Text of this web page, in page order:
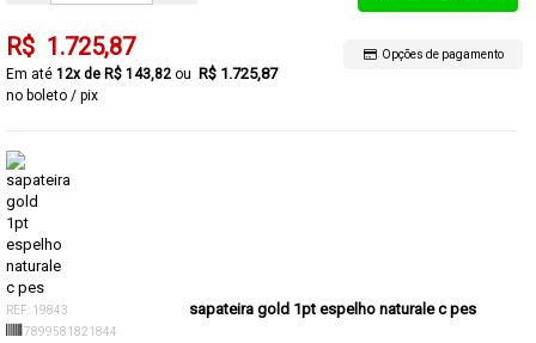
R$ 1.725,87
12x de R$ 143,82 R$ 1.725,87
no boleto / pix
Opções de pagamento
REF: 19843
7899581821844
sapateira gold 1pt espelho naturale c pes